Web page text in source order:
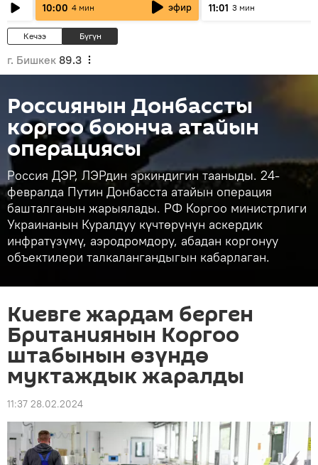
10:00 4 мин эфир 11:01 3 мин
Кечээ Бүгүн
г. Бишкек 89.3
Россиянын Донбассты
коргоо боюнча атайын
операциясы
Россия ДЭР, ЛЭРдин эркиндигин тааныды. 24-
февралда Путин Донбасста атайын операция
башталганын жарыялады. РФ Коргоо министрлиги
Украинанын Куралдуу күчтөрүнүн аскердик
инфратүзүмү, аэродромдору, абадан коргонуу
объектилери талкалангандыгын кабарлаган.
Киевге жардам берген
Британиянын Коргоо
штабынын өзүндө
муктаждык жаралды
11:37 28.02.2024